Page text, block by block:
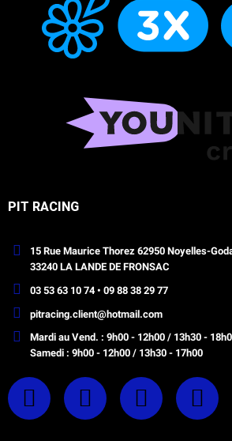
PIT RACING
15 Rue Maurice Thorez 62950 Noyelles-
33240 LA LANDE DE FRONSAC
03 53 63 10 74 • 09 88 38 29 77
pitracing.client@hotmail.com
Mardi au Vend. : 9h00 - 12h00 / 13h30 -
Samedi : 9h00 - 12h00 / 13h30 - 17h00